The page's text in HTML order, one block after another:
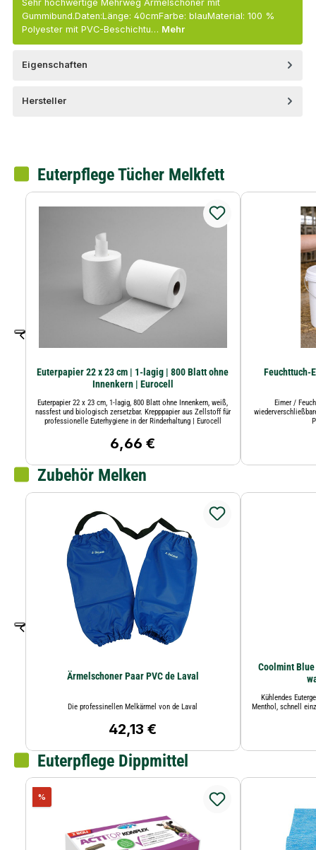
Sehr hochwertige Mehrweg Ärmelschoner mit
Gummibund.Daten:Länge: 40cmFarbe: blauMaterial: 100 %
Polyester mit PVC-Beschichtu… Mehr
Eigenschaften
Hersteller
Euterpflege Tücher Melkfett
Euterpapier 22 x 23 cm | 1-lagig | 800 Blatt ohne
Innenkern | Eurocell
Euterpapier 22 x 23 cm, 1-lagig, 800 Blatt ohne Innenkern, weiß,
nassfest und biologisch zersetzbar. Krepppapier aus Zellstoff für
professionelle Euterhygiene in der Rinderhaltung | Eurocell
Regulärer Preis:
6,66 €
Feuchttuch-
Eimer /
Zubehör Melken
Ärmelschoner Paar PVC de Laval
Die professinellen Melkärmel von de Laval
Regulärer Preis:
42,13 €
Coolmint
Kühlendes
Menthol, schnell
Euterpflege Dippmittel
%